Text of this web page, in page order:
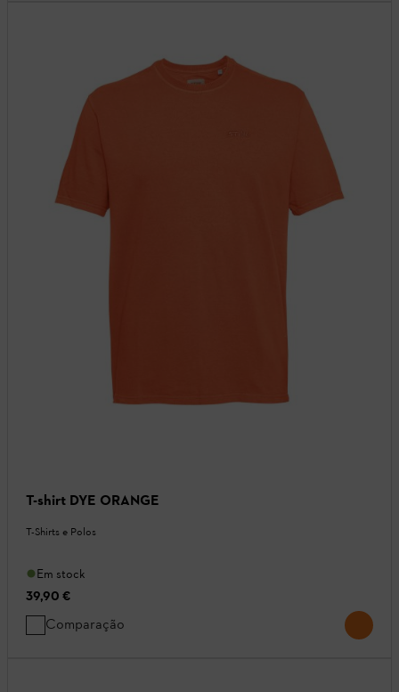
T-shirt DYE ORANGE
T-Shirts e Polos
Em stock
39,90 €
Comparação